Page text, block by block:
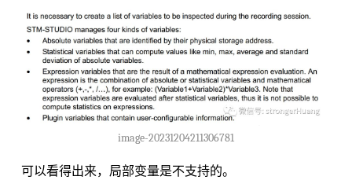
image-20231204211306781
可以看得出来，局部变量是不支持的。